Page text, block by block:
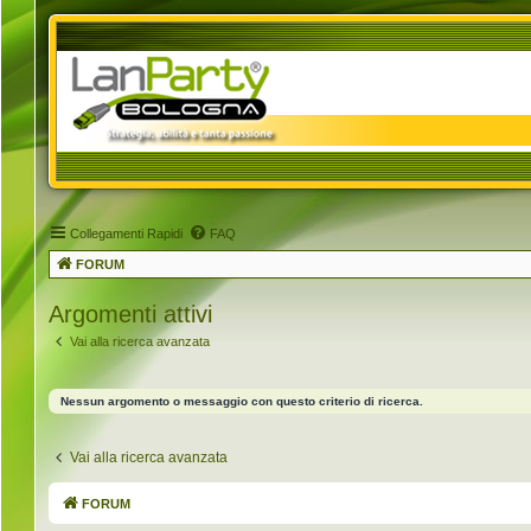
Collegamenti Rapidi FAQ
FORUM
Argomenti attivi
Vai alla ricerca avanzata
Nessun argomento o messaggio con questo criterio di ricerca.
Vai alla ricerca avanzata
FORUM